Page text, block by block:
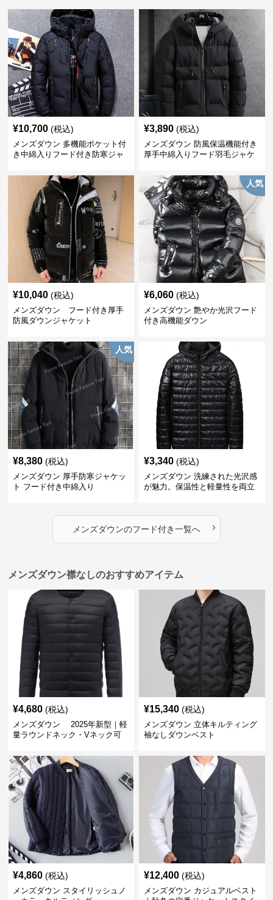
¥10,700 (税込)
メンズダウン 多機能ポケット付
き中綿入りフード付き防寒ジャ
¥3,890 (税込)
メンズダウン 防風保温機能付き
厚手中綿入りフード羽毛ジャケ
¥10,040 (税込)
メンズダウン フード付き厚手
防風ダウンジャケット
人気
¥6,060 (税込)
メンズダウン 艶やか光沢フード
付き高機能ダウン
人気
¥8,380 (税込)
メンズダウン 厚手防寒ジャケッ
ト フード付き中綿入り
¥3,340 (税込)
メンズダウン 洗練された光沢感
が魅力。保温性と軽量性を両立
メンズダウンのフード付き一覧へ ›
メンズダウン襟なしのおすすめアイテム
¥4,680 (税込)
メンズダウン 2025年新型｜軽
量ラウンドネック・Vネック可
¥15,340 (税込)
メンズダウン 立体キルティング
袖なしダウンベスト
¥4,860 (税込)
メンズダウン スタイリッシュノ
¥12,400 (税込)
メンズダウン カジュアルベスト